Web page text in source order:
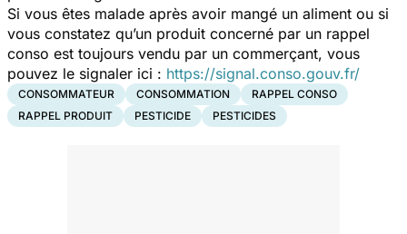
Si vous êtes malade après avoir mangé un aliment ou si
vous constatez qu’un produit concerné par un rappel
conso est toujours vendu par un commerçant, vous
pouvez le signaler ici : https://signal.conso.gouv.fr/
CONSOMMATEUR CONSOMMATION
RAPPEL CONSO
RAPPEL PRODUIT
PESTICIDE PESTICIDES